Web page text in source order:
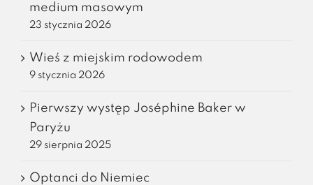
medium masowym
23 stycznia 2026
Wieś z miejskim rodowodem
9 stycznia 2026
Pierwszy występ Joséphine Baker w
Paryżu
29 sierpnia 2025
Optanci do Niemiec